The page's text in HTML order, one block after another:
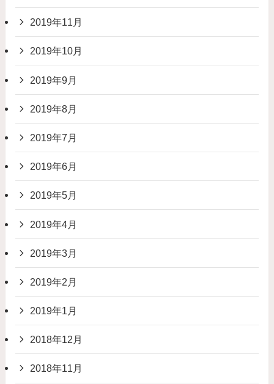
2019年11月
2019年10月
2019年9月
2019年8月
2019年7月
2019年6月
2019年5月
2019年4月
2019年3月
2019年2月
2019年1月
2018年12月
2018年11月